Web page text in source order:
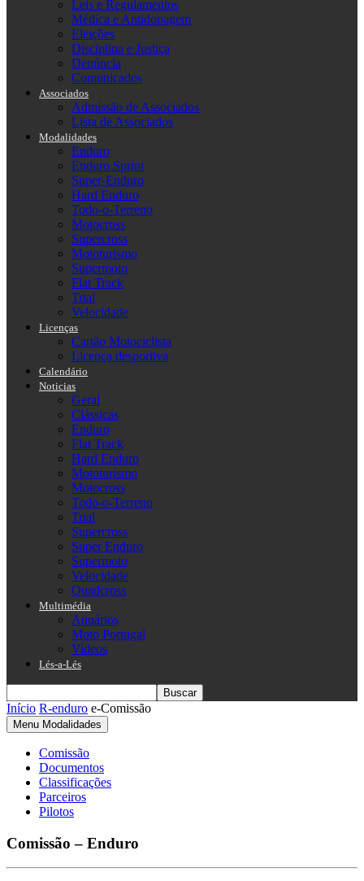
Leis e Regulamentos
Médica e Antidopagem
Eleições
Disciplina e Justiça
Denúncia
Comunicados
Associados
Admissão de Associados
Lista de Associados
Modalidades
Enduro
Enduro Sprint
Super-Enduro
Hard Enduro
Todo-o-Terreno
Motocross
Supercross
Mototurismo
Supermoto
Flat Track
Trial
Velocidade
Licenças
Cartão Motociclista
Licença desportiva
Calendário
Noticias
Geral
Clássicas
Enduro
Flat Track
Hard Enduro
Mototurismo
Motocross
Todo-o-Terreno
Trial
Supercross
Super Enduro
Supermoto
Velocidade
Quadcross
Multimédia
Anuários
Moto Portugal
Videos
Lés-a-Lés
Início R-enduro e-Comissão
Menu Modalidades
Comissão
Documentos
Classificações
Parceiros
Pilotos
Comissão – Enduro